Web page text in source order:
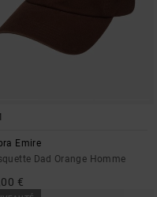
Emire
Dad Orange Homme
€